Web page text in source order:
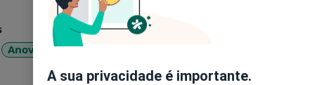
Anovulação
A sua privacidade é importante.